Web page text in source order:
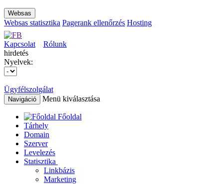
Websas
Websas statisztika Pagerank ellenőrzés Hosting
Kapcsolat
Rólunk
hirdetés
Nyelvek:
Ügyfélszolgálat
Navigáció Menü kiválasztása
Főoldal
Tárhely
Domain
Szerver
Levelezés
Statisztika
Linkbázis
Marketing